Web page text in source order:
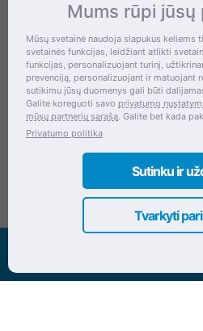
Kontaktai
Šventupės g. 28, Kaunas,
+370 (672) 27 650
info@dokrinesa.lt
MB PETHOMEPEOPLE
Įmonės kodas: 305695822
Visos teisės saugomos
Mums rūpi jūsų
Mūsų svetainė naudoja slapukus keliems
svetainės funkcijas, leidžiant atlikti
funkcijas, personalizuojant turinį,
prevenciją, personalizuojant ir matuojant
sutikimu jūsų duomenys gali būti
Galite koreguoti savo privatumo
mūsų partnerių sąrašą. Galite bet kada
Privatumo politika
Tvarkyti
Sutinku ir